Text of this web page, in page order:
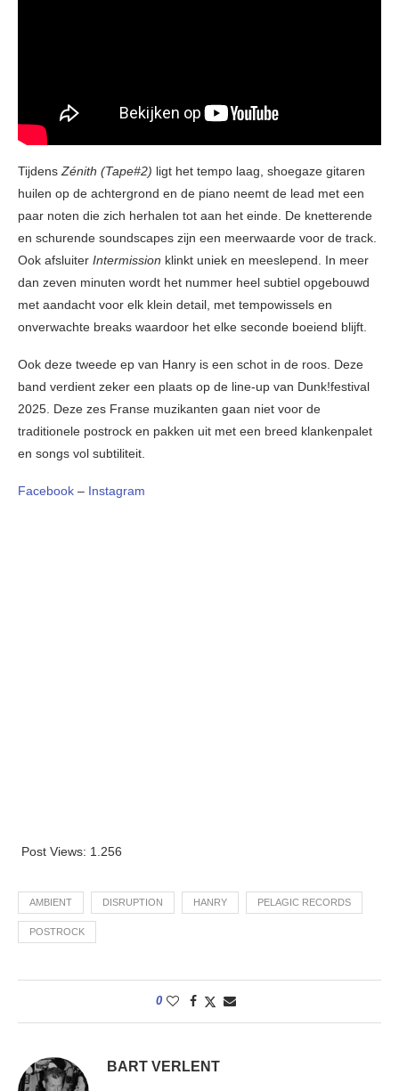
Tijdens Zénith (Tape#2) ligt het tempo laag, shoegaze gitaren
huilen op de achtergrond en de piano neemt de lead met een
paar noten die zich herhalen tot aan het einde. De knetterende
en schurende soundscapes zijn een meerwaarde voor de track.
Ook afsluiter Intermission klinkt uniek en meeslepend. In meer
dan zeven minuten wordt het nummer heel subtiel opgebouwd
met aandacht voor elk klein detail, met tempowissels en
onverwachte breaks waardoor het elke seconde boeiend blijft.
Ook deze tweede ep van Hanry is een schot in de roos. Deze
band verdient zeker een plaats op de line-up van Dunk!festival
2025. Deze zes Franse muzikanten gaan niet voor de
traditionele postrock en pakken uit met een breed klankenpalet
en songs vol subtiliteit.
Facebook – Instagram
Post Views: 1.256
AMBIENT DISRUPTION HANRY PELAGIC RECORDS
POSTROCK
0
BART VERLENT